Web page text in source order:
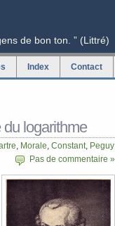
de bon ton. ” (Littré)
Index Contact
du logarithme
, Morale, Constant, Peguy
Pas de commentaire »